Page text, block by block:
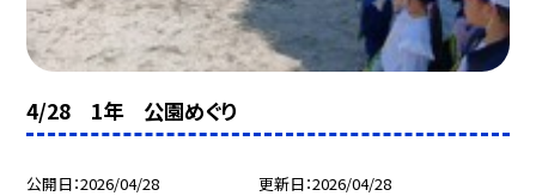
4/28 1年 公園めぐり
公開日 2026/04/28 更新日 2026/04/28